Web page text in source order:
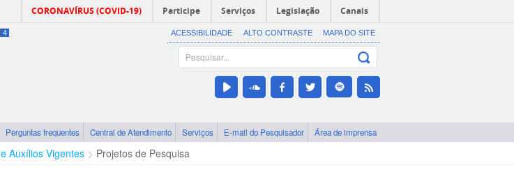
CORONAVÍRUS (COVID-19) Participe Serviços Legislação Canais
4 ACESSIBILIDADE ALTO CONTRASTE MAPA DO SITE
Perguntas frequentes Central de Atendimento Serviços E-mail do Pesquisador Área de imprensa
Auxílios Vigentes Projetos de Pesquisa